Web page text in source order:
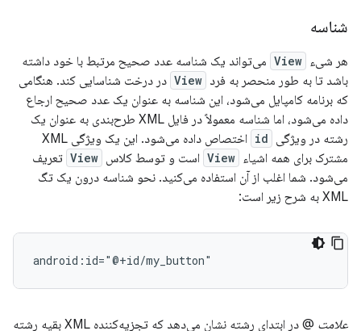
شناسه
هر شیء View می‌تواند یک شناسه عدد صحیح مرتبط با خود داشته
باشد تا به طور منحصر به فرد View در درخت شناسایی کند. هنگامی
که برنامه کامپایل می‌شود، این شناسه به عنوان یک عدد صحیح ارجاع
داده می‌شود، اما شناسه معمولاً در فایل XML طرح‌بندی به عنوان یک
رشته در ویژگی id
اختصاص داده می‌شود. این یک ویژگی XML
مشترک برای همه اشیاء View است و توسط کلاس View تعریف
می‌شود. شما اغلب از آن استفاده می‌کنید. نحو شناسه درون یک تگ
XML به شرح زیر است:
android:id="@+id/my_button"
علامت
@ در ابتدای رشته نشان می‌دهد که تجزیه‌کننده XML بقیه رشته